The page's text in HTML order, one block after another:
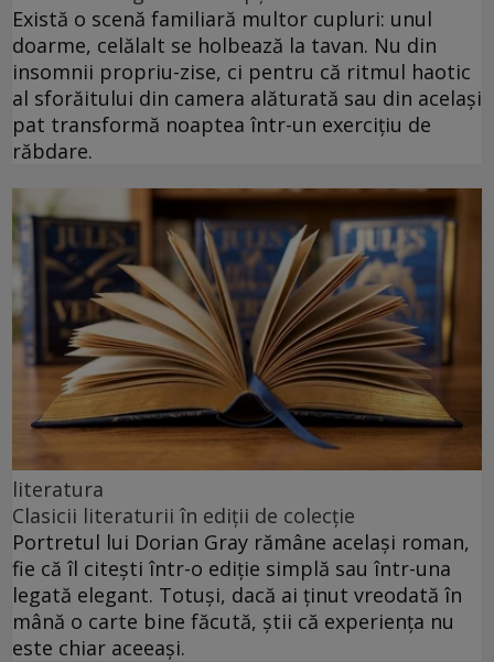
Există o scenă familiară multor cupluri: unul
doarme, celălalt se holbează la tavan. Nu din
insomnii propriu-zise, ci pentru că ritmul haotic
al sforăitului din camera alăturată sau din același
pat transformă noaptea într-un exercițiu de
răbdare.
literatura
Clasicii literaturii în ediții de colecție
Portretul lui Dorian Gray rămâne același roman,
fie că îl citești într-o ediție simplă sau într-una
legată elegant. Totuși, dacă ai ținut vreodată în
mână o carte bine făcută, știi că experiența nu
este chiar aceeași.